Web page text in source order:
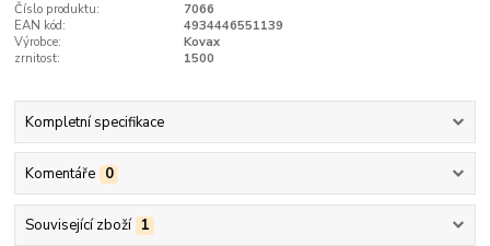
Číslo produktu:
7066
EAN kód:
4934446551139
Výrobce:
Kovax
zrnitost:
1500
Kompletní specifikace
Komentáře 0
Související zboží 1